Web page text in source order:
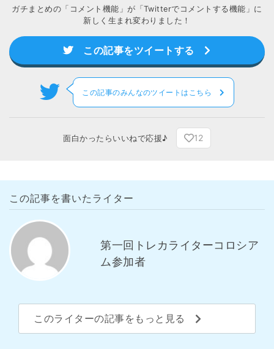
ガチまとめの「コメント機能」が「Twitterでコメントする機能」に
新しく生まれ変わりました！
この記事をツイートする
この記事のみんなのツイートはこちら
面白かったらいいねで応援♪ 12
この記事を書いたライター
第一回トレカライターコロシア
ム参加者
このライターの記事をもっと見る